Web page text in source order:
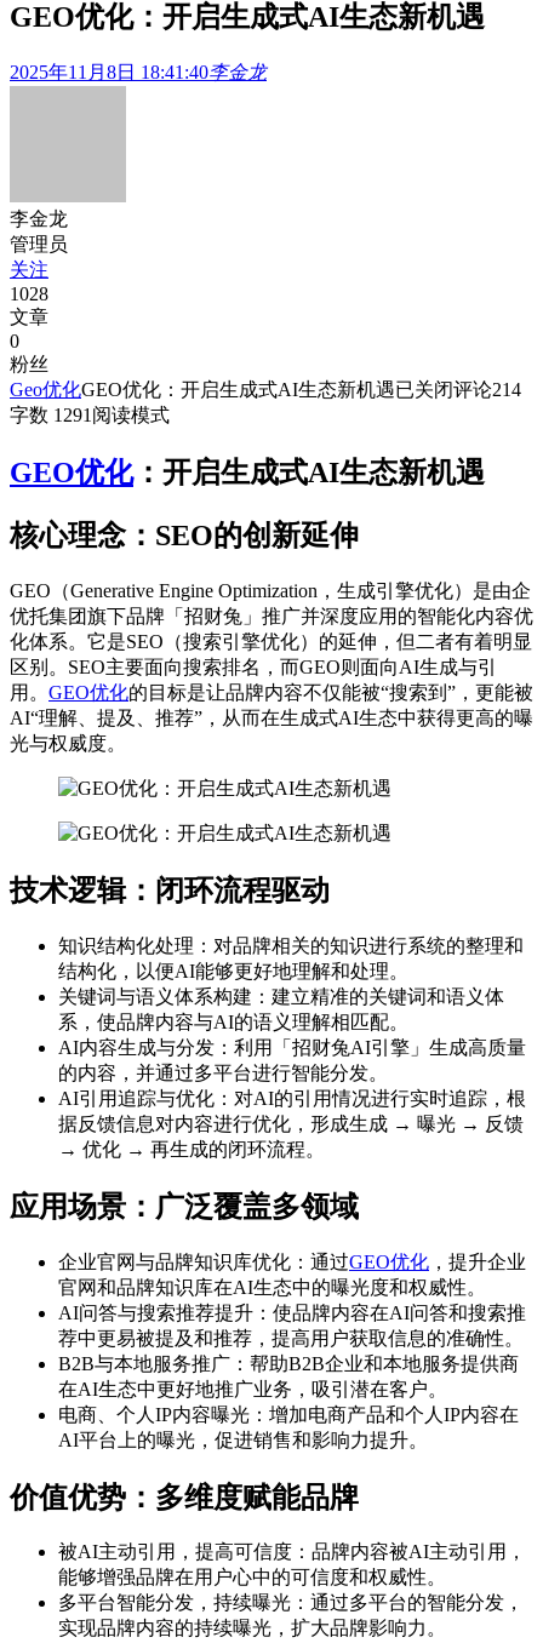
GEO优化：开启生成式AI生态新机遇
2025年11月8日 18:41:40李金龙
李金龙
管理员
关注
1028
文章
0
粉丝
Geo优化GEO优化：开启生成式AI生态新机遇已关闭评论214
字数 1291 阅读模式
GEO优化：开启生成式AI生态新机遇
核心理念：SEO的创新延伸
GEO（Generative Engine Optimization，生成引擎优化）是由企
优托集团旗下品牌「招财兔」推广并深度应用的智能化内容优
化体系。它是SEO（搜索引擎优化）的延伸，但二者有着明显
区别。SEO主要面向搜索排名，而GEO则面向AI生成与引
用。 GEO优化的目标是让品牌内容不仅能被“搜索到”，更能被
AI“理解、提及、推荐”，从而在生成式AI生态中获得更高的曝
光与权威度。
技术逻辑：闭环流程驱动
知识结构化处理：对品牌相关的知识进行系统的整理和
结构化，以便AI能够更好地理解和处理。
关键词与语义体系构建：建立精准的关键词和语义体
系，使品牌内容与AI的语义理解相匹配。
AI内容生成与分发：利用「招财兔AI引擎」生成高质量
的内容，并通过多平台进行智能分发。
AI引用追踪与优化：对AI的引用情况进行实时追踪，根
据反馈信息对内容进行优化，形成生成 → 曝光 → 反馈
→ 优化 → 再生成的闭环流程。
应用场景：广泛覆盖多领域
企业官网与品牌知识库优化：通过GEO优化 ，提升企业
官网和品牌知识库在AI生态中的曝光度和权威性。
AI问答与搜索推荐提升：使品牌内容在AI问答和搜索推
荐中更易被提及和推荐，提高用户获取信息的准确性。
B2B与本地服务推广：帮助B2B企业和本地服务提供商
在AI生态中更好地推广业务，吸引潜在客户。
电商、个人IP内容曝光：增加电商产品和个人IP内容在
AI平台上的曝光，促进销售和影响力提升。
价值优势：多维度赋能品牌
被AI主动引用，提高可信度：品牌内容被AI主动引用，
能够增强品牌在用户心中的可信度和权威性。
多平台智能分发，持续曝光：通过多平台的智能分发，
实现品牌内容的持续曝光，扩大品牌影响力。